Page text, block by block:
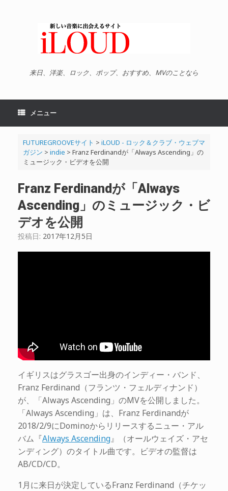
来日、洋楽、ロック、ポップ、おすすめ、MVのことなら
メニュー
FUTUREGROOVEサイト > iLOUD - ロック＆クラブ・ウェブマ
ガジン > indie > Franz Ferdinandが「Always Ascending」の
ミュージック・ビデオを公開
Franz Ferdinandが「Always
Ascending」のミュージック・ビ
デオを公開
投稿日: 2017年12月5日
イギリスはグラスゴー出身のインディー・バンド、
Franz Ferdinand（フランツ・フェルディナンド）
が、「Always Ascending」のMVを公開しました。
「Always Ascending」は、Franz Ferdinandが
2018/2/9にDominoからリリースするニュー・アル
バム『Always Ascending』（オールウェイズ・アセ
ンディング）のタイトル曲です。ビデオの監督は
AB/CD/CD。
1月に来日が決定しているFranz Ferdinand（チケッ